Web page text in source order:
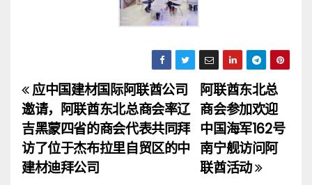
文
章
导
阿联酋东北总
商会参加欢迎
中国海军162号
南宁舰访问阿
联酋活动
应中国建材国际阿联酋公司
邀请，阿联酋东北总商会率辽
吉黑蒙四省的商会代表共同拜
访了位于杰布拉里自贸区的中
建材迪拜公司